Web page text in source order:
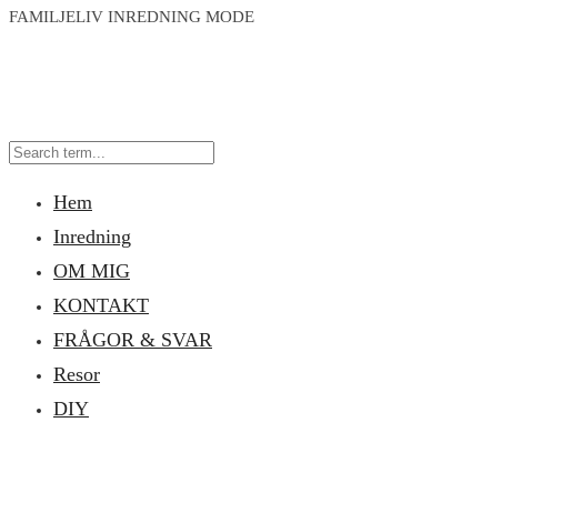
FAMILJELIV INREDNING MODE
Hem
Inredning
OM MIG
KONTAKT
FRÅGOR & SVAR
Resor
DIY